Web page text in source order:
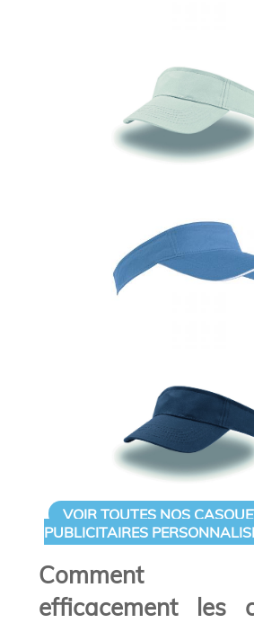
VOIR TOUTES NOS
PUBLICITAIRES
Comment
efficacement les